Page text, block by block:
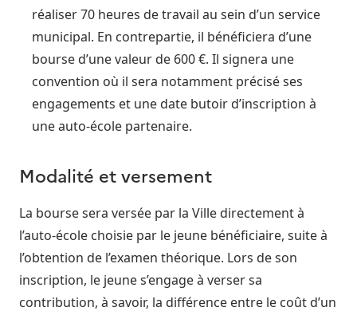
réaliser 70 heures de travail au sein d’un service
municipal. En contrepartie, il bénéficiera d’une
bourse d’une valeur de 600 €. Il signera une
convention où il sera notamment précisé ses
engagements et une date butoir d’inscription à
une auto-école partenaire.
Modalité et versement
La bourse sera versée par la Ville directement à
l’auto-école choisie par le jeune bénéficiaire, suite à
l’obtention de l’examen théorique. Lors de son
inscription, le jeune s’engage à verser sa
contribution, à savoir, la différence entre le coût d’un